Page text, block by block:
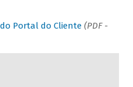
Portal do Cliente (PDF -